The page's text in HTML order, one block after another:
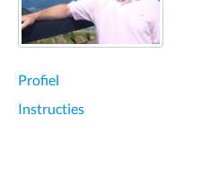
Profiel
Instructies